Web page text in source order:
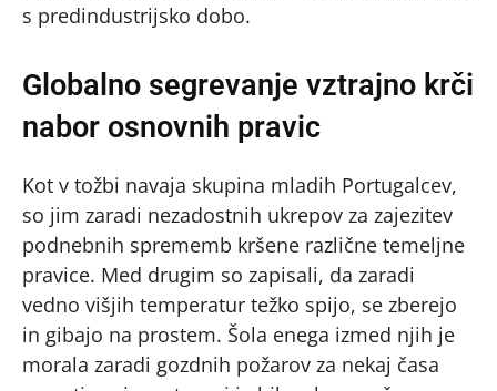
s predindustrijsko dobo.
Globalno segrevanje vztrajno krči
nabor osnovnih pravic
Kot v tožbi navaja skupina mladih Portugalcev,
so jim zaradi nezadostnih ukrepov za zajezitev
podnebnih sprememb kršene različne temeljne
pravice. Med drugim so zapisali, da zaradi
vedno višjih temperatur težko spijo, se zberejo
in gibajo na prostem. Šola enega izmed njih je
morala zaradi gozdnih požarov za nekaj časa